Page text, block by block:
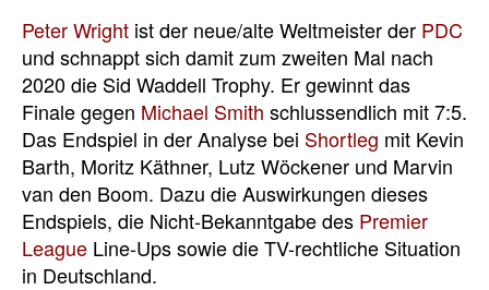
Peter Wright ist der neue/alte Weltmeister der PDC
und schnappt sich damit zum zweiten Mal nach
2020 die Sid Waddell Trophy. Er gewinnt das
Finale gegen Michael Smith schlussendlich mit 7:5.
Das Endspiel in der Analyse bei Shortleg mit Kevin
Barth, Moritz Käthner, Lutz Wöckener und Marvin
van den Boom. Dazu die Auswirkungen dieses
Endspiels, die Nicht-Bekanntgabe des Premier
League Line-Ups sowie die TV-rechtliche Situation
in Deutschland.